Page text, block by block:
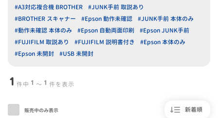
#A3対応複合機 BROTHER
#JUNK手前 取説あり
#BROTHER スキャナー
#Epson 動作未確認
#JUNK手前 本体のみ
#動作未確認 本体のみ
#Epson 自動両面印刷
#Epson JUNK手前
#FUJIFILM 取説あり
#FUJIFILM 説明書付き
#Epson 本体のみ
#Epson 未開封
#USB 未開封
1 件中 1 〜 1 件を表示
新着順
販売中のみ表示